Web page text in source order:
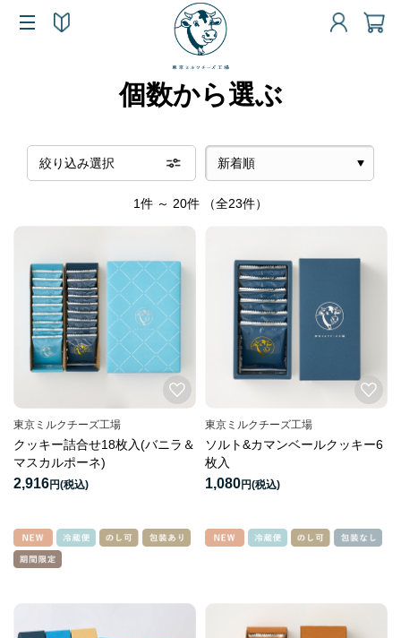
個数から選ぶ
絞り込み選択
1件 ～ 20件 （全23件）
東京ミルクチーズ工場
クッキー詰合せ18枚入(バニラ＆
マスカルポーネ)
2,916円
東京ミルクチーズ工場
ソルト&カマンベールクッキー6
枚入
1,080円